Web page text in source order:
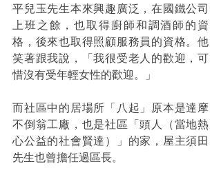
平兒玉先生本來興趣廣泛，在國鐵公司
上班之餘，也取得廚師和調酒師的資
格，後來也取得照顧服務員的資格。他
笑著跟我說，「我很受老人的歡迎，可
惜沒有受年輕女性的歡迎。」
而社區中的居場所「八起」原本是達摩
不倒翁工廠，也是社區「頭人（當地熱
心公益的社會賢達）」的家，屋主須田
先生也曾擔任過區長。